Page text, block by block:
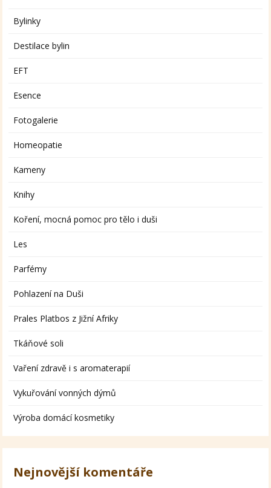
Bylinky
Destilace bylin
EFT
Esence
Fotogalerie
Homeopatie
Kameny
Knihy
Koření, mocná pomoc pro tělo i duši
Les
Parfémy
Pohlazení na Duši
Prales Platbos z Jižní Afriky
Tkáňové soli
Vaření zdravě i s aromaterapií
Vykuřování vonných dýmů
Výroba domácí kosmetiky
Nejnovější komentáře